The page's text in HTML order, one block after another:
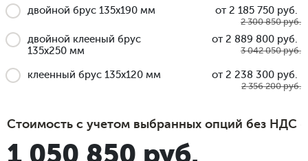
двойной брус 135x190 мм от 2 185 750 руб.
2 300 850 руб.
двойной клееный брус
135x250 мм
от 2 889 800 руб.
3 042 050 руб.
клеенный брус 135x120 мм от 2 238 300 руб.
2 356 200 руб.
Стоимость с учетом выбранных опций без НДС
1 050 850 руб.